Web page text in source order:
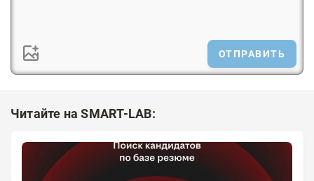
ОТПРАВИТЬ
Читайте на SMART-LAB: